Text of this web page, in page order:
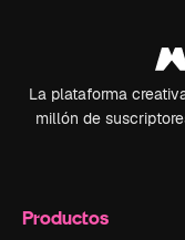
La plataforma
millón de
Productos